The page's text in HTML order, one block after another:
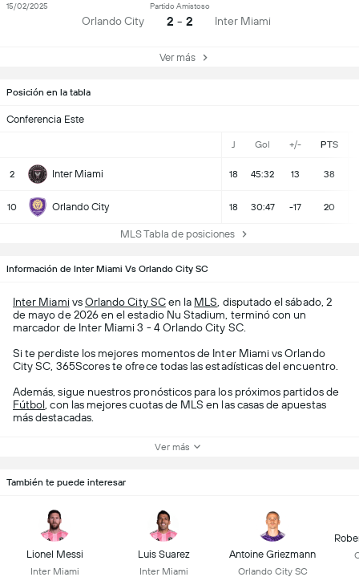
Posición en la tabla
Conferencia Este
J Gol +/- PTS
2 Inter Miami 18 45:32 13 38
10 Orlando City 18 30:47 -17 20
MLS Tabla de posiciones
Orlando City
Partido Amistoso
2 - 2 Inter Miami
15/02/2025
Ver más
Información de Inter Miami Vs Orlando City SC
Inter MiamivsOrlando City SCen la MLS , disputado el sábado, 2
de mayo de 2026 en el estadio Nu Stadium, terminó con un
marcador de Inter Miami 3 - 4 Orlando City SC.
Si te perdiste los mejores momentos de Inter Miami vs Orlando
City SC, 365Scores te ofrece todas las estadísticas del encuentro.
Además, sigue nuestros pronósticos para los próximos partidos de
Fútbol , con las mejores cuotas de MLS en las casas de apuestas
más destacadas.
Ver más
También te puede interesar
Lionel Messi
Inter Miami
Luis Suarez
Inter Miami
Antoine Griezmann
Orlando City SC